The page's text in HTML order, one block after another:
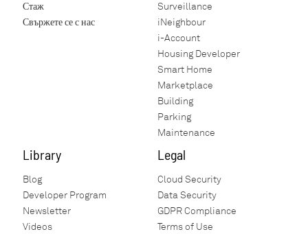
Стаж
Свържете се с нас
Surveillance
iNeighbour
i-Account
Housing Developer
Smart Home
Marketplace
Building
Parking
Maintenance
Library
Blog
Developer Program
Newsletter
Videos
Legal
Cloud Security
Data Security
GDPR Compliance
Terms of Use